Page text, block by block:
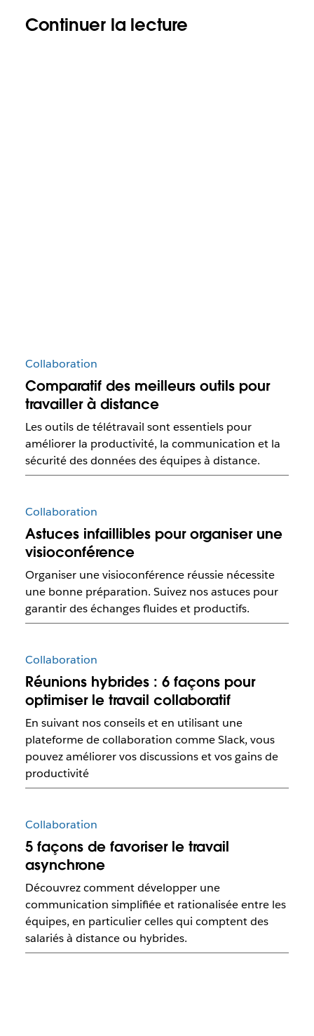
Continuer la lecture
Collaboration
Comparatif des meilleurs outils pour
travailler à distance
Les outils de télétravail sont essentiels pour
améliorer la productivité, la communication et la
sécurité des données des équipes à distance.
Collaboration
Astuces infaillibles pour organiser une
visioconférence
Organiser une visioconférence réussie nécessite
une bonne préparation. Suivez nos astuces pour
garantir des échanges fluides et productifs.
Collaboration
Réunions hybrides : 6 façons pour
optimiser le travail collaboratif
En suivant nos conseils et en utilisant une
plateforme de collaboration comme Slack, vous
pouvez améliorer vos discussions et vos gains de
productivité
Collaboration
5 façons de favoriser le travail
asynchrone
Découvrez comment développer une
communication simplifiée et rationalisée entre les
équipes, en particulier celles qui comptent des
salariés à distance ou hybrides.